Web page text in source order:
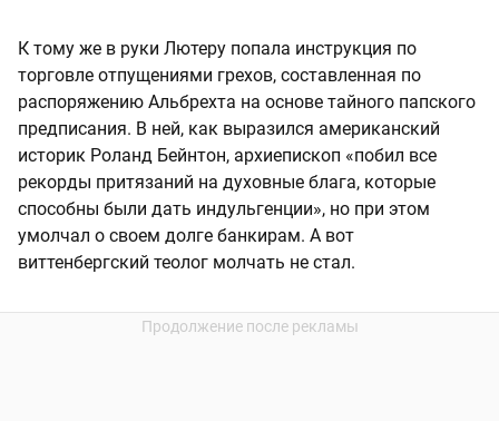
К тому же в руки Лютеру попала инструкция по
торговле отпущениями грехов, составленная по
распоряжению Альбрехта на основе тайного папского
предписания. В ней, как выразился американский
историк Роланд Бейнтон, архиепископ «побил все
рекорды притязаний на духовные блага, которые
способны были дать индульгенции», но при этом
умолчал о своем долге банкирам. А вот
виттенбергский теолог молчать не стал.